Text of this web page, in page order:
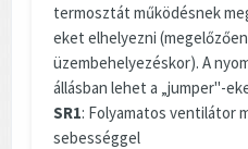
termosztát működésnek
eket elhelyezni
üzembehelyezéskor). A
állásban lehet a „jumper"-
SR1: Folyamatos ventilátor
sebességgel